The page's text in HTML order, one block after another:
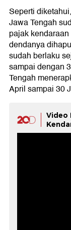
Seperti
Jawa Tengah
pajak
dendanya
sudah berlaku
sampai dengan
Tengah
April sampai 30
Video